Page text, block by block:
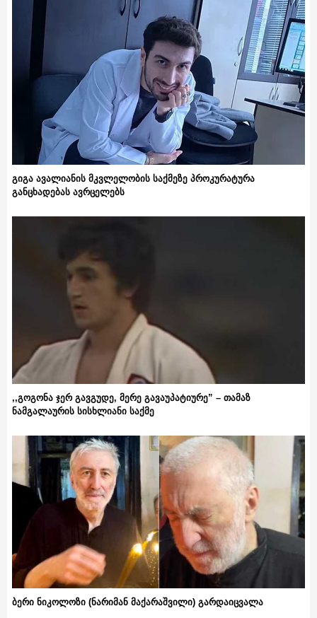
გიგა ავალიანის მკვლელობის საქმეზე პროკურატურა
განცხადებას ავრცელებს
,,გოგონა ჯერ გავგუდე, მერე გავაუპატიურე” – თამაზ
ნამგალაურის სისხლიანი საქმე
ბერი ნიკოლოზი (ნარიმან მაქარაშვილი) გარდაიცვალა